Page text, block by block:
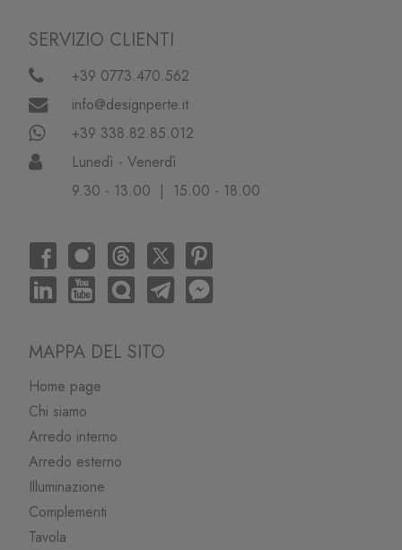
SERVIZIO CLIENTI
+39 0773.470.562
info@designperte.it
+39 338.82.85.012
Lunedì - Venerdì
9.30 - 13.00 | 15.00 - 18.00
MAPPA DEL SITO
Home page
Chi siamo
Arredo interno
Arredo esterno
Illuminazione
Complementi
Tavola